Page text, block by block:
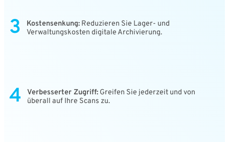
3 Kostensenkung: Reduzieren Sie Lager- und
Verwaltungskosten digitale Archivierung.
4 Verbesserter Zugriff: Greifen Sie jederzeit und von
überall auf Ihre Scans zu.